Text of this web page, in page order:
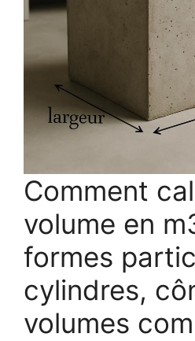
Comment
volume en
formes
cylindres,
volumes